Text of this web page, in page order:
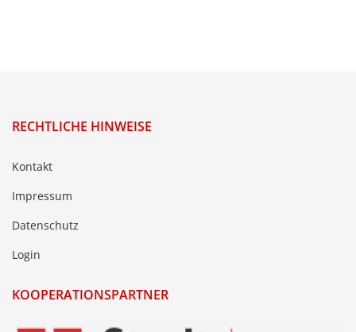
RECHTLICHE HINWEISE
Kontakt
Impressum
Datenschutz
Login
KOOPERATIONSPARTNER